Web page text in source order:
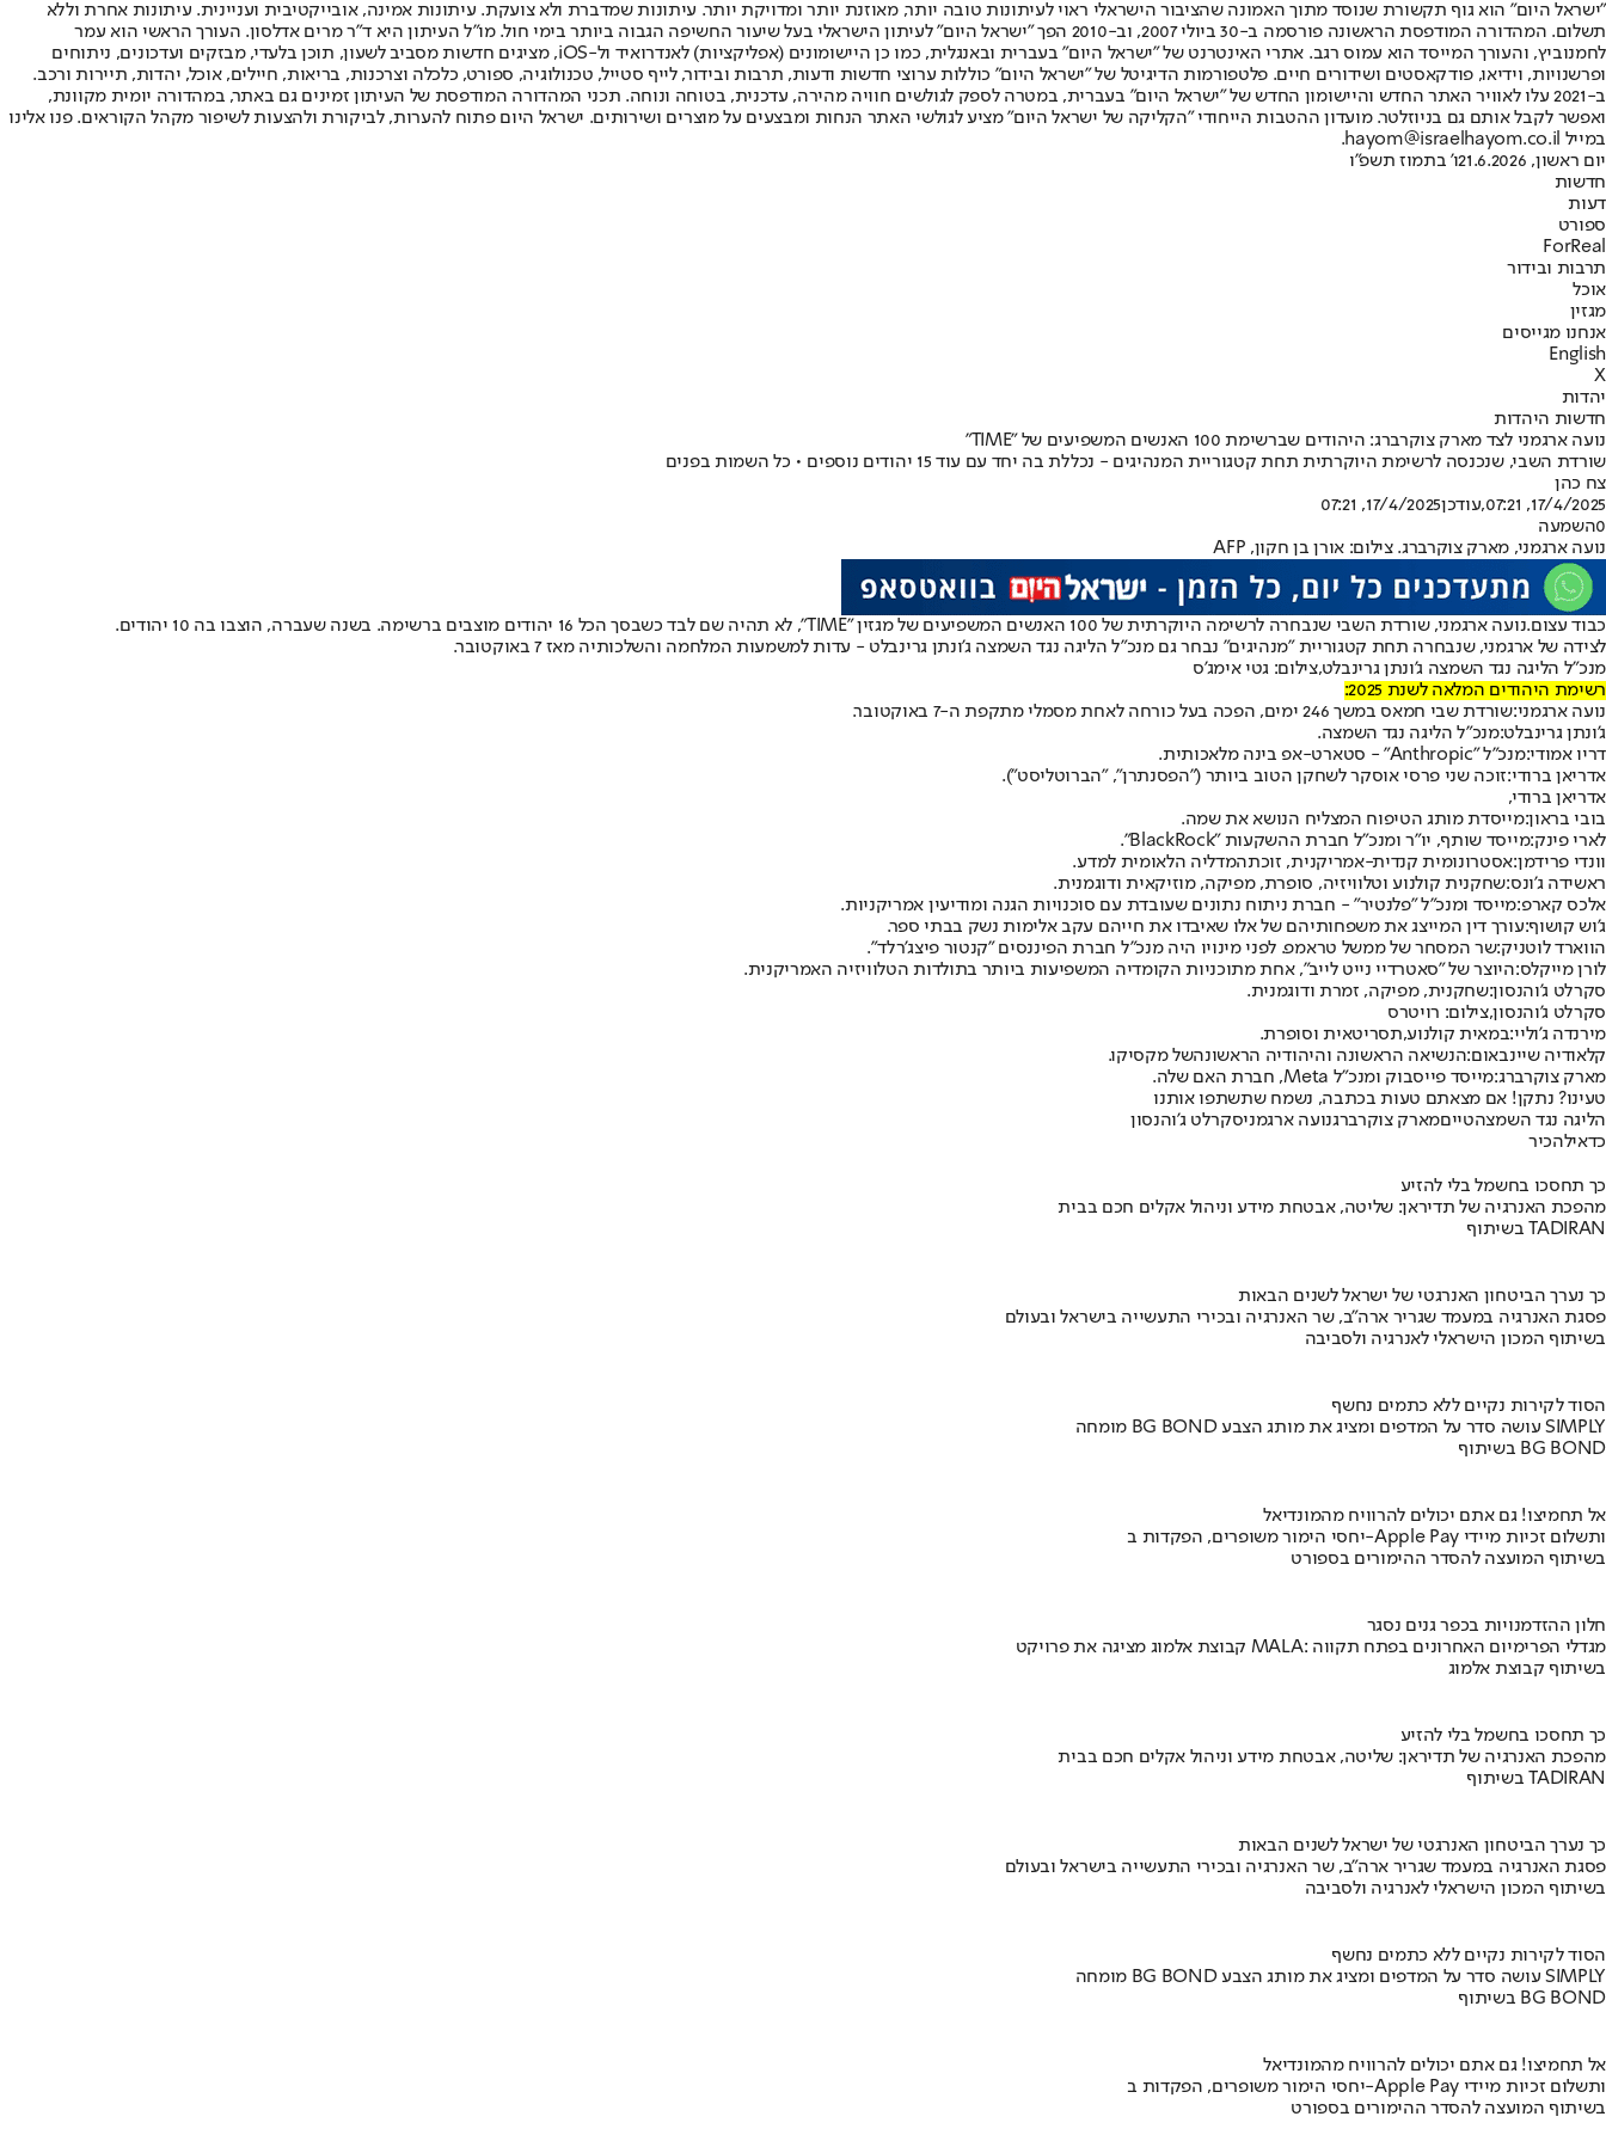
"ישראל היום" הוא גוף תקשורת שנוסד מתוך האמונה שהציבור הישראלי ראוי לעיתונות טובה יותר, מאוזנת יותר ומדויקת יותר. עיתונות שמדברת ולא צועקת. עיתונות אמינה, אובייקטיבית ועניינית. עיתונות אחרת וללא
תשלום. המהדורה המודפסת הראשונה פורסמה ב-30 ביולי 2007, וב-2010 הפך "ישראל היום" לעיתון הישראלי בעל שיעור החשיפה הגבוה ביותר בימי חול. מו"ל העיתון היא ד"ר מרים אדלסון. העורך הראשי הוא עמר
לחמנוביץ, והעורך המייסד הוא עמוס רגב. אתרי האינטרנט של "ישראל היום" בעברית ובאנגלית, כמו כן היישומונים (אפליקציות) לאנדרואיד ול-iOS, מציגים חדשות מסביב לשעון, תוכן בלעדי, מבזקים ועדכונים, ניתוחים
ופרשנויות, וידיאו, פודקאסטים ושידורים חיים. פלטפורמות הדיגיטל של "ישראל היום" כוללות ערוצי חדשות ודעות, תרבות ובידור, לייף סטייל, טכנולוגיה, ספורט, כלכלה וצרכנות, בריאות, חיילים, אוכל, יהדות, תיירות ורכב.
ב-2021 עלו לאוויר האתר החדש והיישומון החדש של "ישראל היום" בעברית, במטרה לספק לגולשים חוויה מהירה, עדכנית, בטוחה ונוחה. תכני המהדורה המודפסת של העיתון זמינים גם באתר, במהדורה יומית מקוונת,
ואפשר לקבל אותם גם בניוזלטר. מועדון ההטבות הייחודי "הקליקה של ישראל היום" מציע לגולשי האתר הנחות ומבצעים על מוצרים ושירותים. ישראל היום פתוח להערות, לביקורת ולהצעות לשיפור מקהל הקוראים. פנו אלינו
במייל hayom@israelhayom.co.il.
יום ראשון, 21.6.2026
ו' בתמוז תשפ"ו
חדשות
דעות
ספורט
ForReal
תרבות ובידור
אוכל
מגזין
אנחנו מגייסים
English
X
יהדות
חדשות היהדות
נועה ארגמני לצד מארק צוקרברג: היהודים שברשימת 100 האנשים המשפיעים של "TIME"
שורדת השבי, שנכנסה לרשימת היוקרתית תחת קטגוריית המנהיגים - נכללת בה יחד עם עוד 15 יהודים נוספים • כל השמות בפנים
צח כהן
17/4/2025, 07:21
,עודכן17/4/2025, 07:21
0השמעה
נועה ארגמני, מארק צוקרברג. צילום: אורן בן חקון, AFP
כבוד עצום.נועה ארגמני, שורדת השבי שנבחרה לרשימה היוקרתית של 100 האנשים המשפיעים של מגזין "TIME", לא תהיה שם לבד כשבסך הכל 16 יהודים מוצבים ברשימה. בשנה שעברה, הוצבו בה 10 יהודים.
לצידה של ארגמני, שנבחרה תחת קטגוריית "מנהיגים" נבחר גם מנכ"ל הליגה נגד השמצה ג'ונתן גרינבלט - עדות למשמעות המלחמה והשלכותיה מאז 7 באוקטובר.
מנכ"ל הליגה נגד השמצה ג'ונתן גרינבלט,צילום: גטי אימג'ס
רשימת היהודים המלאה לשנת 2025:
נועה ארגמני:שורדת שבי חמאס במשך 246 ימים, הפכה בעל כורחה לאחת מסמלי מתקפת ה-7 באוקטובר.
ג'ונתן גרינבלט:מנכ"ל הליגה נגד השמצה.
דריו אמודי:מנכ"ל "Anthropic" - סטארט-אפ בינה מלאכותית.
אדריאן ברודי:זוכה שני פרסי אוסקר לשחקן הטוב ביותר ("הפסנתרן", "הברוטליסט").
אדריאן ברודי,
בובי בראון:מייסדת מותג הטיפוח המצליח הנושא את שמה.
לארי פינק:מייסד שותף, יו"ר ומנכ"ל חברת ההשקעות "BlackRock".
וונדי פרידמן:אסטרונומית קנדית-אמריקנית, זוכתהמדליה הלאומית למדע.
ראשידה ג'ונס:שחקנית קולנוע וטלוויזיה, סופרת, מפיקה, מוזיקאית ודוגמנית.
אלכס קארפ:מייסד ומנכ"ל "פלנטיר" - חברת ניתוח נתונים שעובדת עם סוכנויות הגנה ומודיעין אמריקניות.
ג'וש קושוף:עורך דין המייצג את משפחותיהם של אלו שאיבדו את חייהם עקב אלימות נשק בבתי ספר.
הווארד לוטניק:שר המסחר של ממשל טראמפ. לפני מינויו היה מנכ"ל חברת הפיננסים "קנטור פיצג'רלד".
לורן מייקלס:היוצר של "סאטרדיי נייט לייב", אחת מתוכניות הקומדיה המשפיעות ביותר בתולדות הטלוויזיה האמריקנית.
סקרלט ג'והנסון:שחקנית, מפיקה, זמרת ודוגמנית.
סקרלט ג'והנסון,צילום: רויטרס
מירנדה ג'וליי:במאית קולנוע,תסריטאית וסופרת.
קלאודיה שיינבאום:הנשיאה הראשונה והיהודיה הראשונהשל מקסיקו.
מארק צוקרברג:מייסד פייסבוק ומנכ"ל Meta, חברת האם שלה.
טעינו? נתקן! אם מצאתם טעות בכתבה, נשמח שתשתפו אותנו
הליגה נגד השמצהטייםמארק צוקרברגנועה ארגמניסקרלט ג'והנסון
כדאילהכיר
כך תחסכו בחשמל בלי להזיע
מהפכת האנרגיה של תדיראן: שליטה, אבטחת מידע וניהול אקלים חכם בבית
בשיתוף TADIRAN
כך נערך הביטחון האנרגטי של ישראל לשנים הבאות
פסגת האנרגיה במעמד שגריר ארה"ב, שר האנרגיה ובכירי התעשייה בישראל ובעולם
בשיתוף המכון הישראלי לאנרגיה ולסביבה
הסוד לקירות נקיים ללא כתמים נחשף
מומחה BG BOND עושה סדר על המדפים ומציג את מותג הצבע SIMPLY
בשיתוף BG BOND
אל תחמיצו! גם אתם יכולים להרוויח מהמונדיאל
יחסי הימור משופרים, הפקדות ב-Apple Pay ותשלום זכיות מיידי
בשיתוף המועצה להסדר ההימורים בספורט
חלון ההזדמנויות בכפר גנים נסגר
קבוצת אלמוג מציגה את פרויקט MALA: מגדלי הפרימיום האחרונים בפתח תקווה
בשיתוף קבוצת אלמוג
כך תחסכו בחשמל בלי להזיע
מהפכת האנרגיה של תדיראן: שליטה, אבטחת מידע וניהול אקלים חכם בבית
בשיתוף TADIRAN
כך נערך הביטחון האנרגטי של ישראל לשנים הבאות
פסגת האנרגיה במעמד שגריר ארה"ב, שר האנרגיה ובכירי התעשייה בישראל ובעולם
בשיתוף המכון הישראלי לאנרגיה ולסביבה
הסוד לקירות נקיים ללא כתמים נחשף
מומחה BG BOND עושה סדר על המדפים ומציג את מותג הצבע SIMPLY
בשיתוף BG BOND
אל תחמיצו! גם אתם יכולים להרוויח מהמונדיאל
יחסי הימור משופרים, הפקדות ב-Apple Pay ותשלום זכיות מיידי
בשיתוף המועצה להסדר ההימורים בספורט